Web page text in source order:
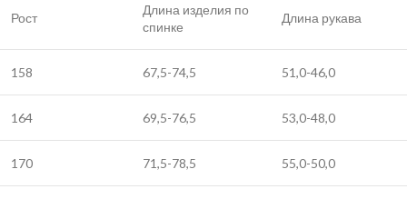
Рост
Длина изделия по
спинке
Длина рукава
158 67,5-74,5 51,0-46,0
164 69,5-76,5 53,0-48,0
170 71,5-78,5 55,0-50,0